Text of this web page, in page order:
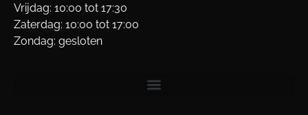
Vrijdag: 10:00 tot 17:30
Zaterdag: 10:00 tot 17:00
Zondag: gesloten